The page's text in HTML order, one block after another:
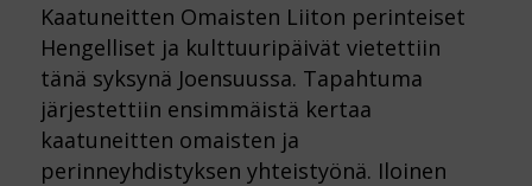
Kaatuneitten Omaisten Liiton perinteiset
Hengelliset ja kulttuuripäivät vietettiin
tänä syksynä Joensuussa. Tapahtuma
järjestettiin ensimmäistä kertaa
kaatuneitten omaisten ja
perinneyhdistyksen yhteistyönä. Iloinen